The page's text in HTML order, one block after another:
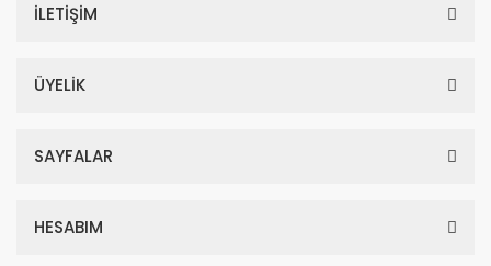
İLETİŞİM
ÜYELİK
SAYFALAR
HESABIM